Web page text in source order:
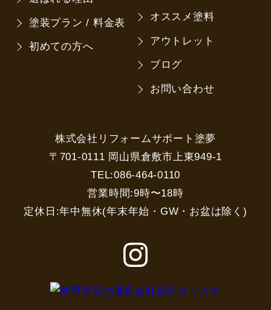
塗装プラン / 料金表
初めての方へ
オススメ塗料
アウトレット
ブログ
お問い合わせ
株式会社リフォームサポート塗夢
〒701-0111 岡山県倉敷市上東949-1
TEL:086-464-0110
営業時間:9時〜18時
定休日:年中無休(年末年始・GW・お盆は除く)